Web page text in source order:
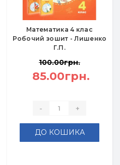
Математика 4 клас
Робочий зошит - Лишенко
Г.П.
100.00грн.
85.00грн.
- +
ДО КОШИКА